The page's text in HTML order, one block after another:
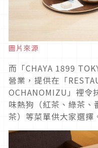
圖片來源
而「CHAYA 1899
營業，提供在「
OCHANOMIZU」裡令
味熱狗（紅茶、綠茶、
茶）等菜單供大家選擇